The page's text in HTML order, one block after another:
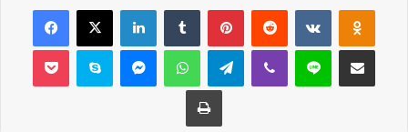
Facebook
X LinkedInTumblr PinterestReddit VKontakte
Pocket Skype MessengerWhatsAppTelegramViber Line E-Posta ile
Yazdır